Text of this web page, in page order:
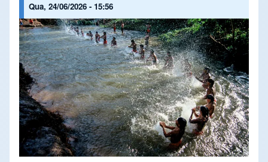
Qua, 24/06/2026 - 15:56